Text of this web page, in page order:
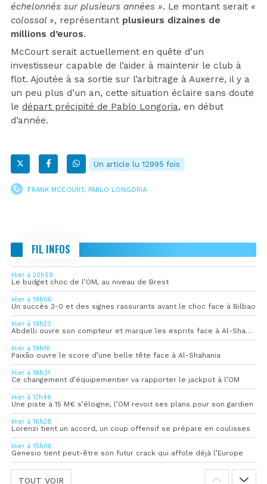
échelonnés sur plusieurs années ». Le montant serait «
colossal », représentant plusieurs dizaines de
millions d’euros.
McCourt serait actuellement en quête d’un
investisseur capable de l’aider à maintenir le club à
flot. Ajoutée à sa sortie sur l’arbitrage à Auxerre, il y a
un peu plus d’un an, cette situation éclaire sans doute
le départ précipité de Pablo Longoria, en début
d’année.
Un article lu 12995 fois
FRANK MCCOURT, PABLO LONGORIA
FIL INFOS
Hier à 20h59
Le budget choc de l’OM, au niveau de Brest
Hier à 19h56
Un succès 3-0 et des signes rassurants avant le choc face à Bilbao
Hier à 19h23
Abdelli ouvre son compteur et marque les esprits face à Al-Shahania
Hier à 19h16
Paixão ouvre le score d’une belle tête face à Al-Shahania
Hier à 18h31
Ce changement d’équipementier va rapporter le jackpot à l’OM
Hier à 17h46
Une piste à 15 M€ s’éloigne, l’OM revoit ses plans pour son gardien
Hier à 16h28
Lorenzi tient un accord, un coup offensif se prépare en coulisses
Hier à 15h06
Genesio tient peut-être son futur crack qui affole déjà l’Europe
TOUT VOIR